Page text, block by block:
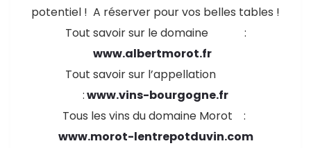
potentiel ! A réserver pour vos belles tables !
Tout savoir sur le domaine :
www.albertmorot.fr
Tout savoir sur l’appellation
:www.vins-bourgogne.fr
Tous les vins du domaine Morot :
www.morot-lentrepotduvin.com